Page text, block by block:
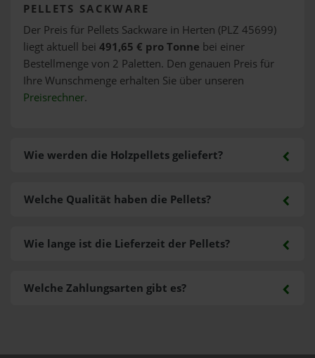
PELLETS SACKWARE
Der Preis für Pellets Sackware in Herten (PLZ 45699)
liegt aktuell bei 491,65 € pro Tonne bei einer
Bestellmenge von 2 Paletten. Den genauen Preis für
Ihre Wunschmenge erhalten Sie über unseren
Preisrechner.
Wie werden die Holzpellets geliefert?
Welche Zahlungsarten gibt es?
Welche Qualität haben die Pellets?
Wie lange ist die Lieferzeit der Pellets?